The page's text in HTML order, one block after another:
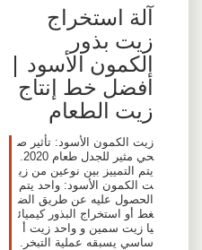
آلة استخراج
زيت بذور
الكمون الأسود |
أفضل خط إنتاج
زيت الطعام
زيت الكمون الأسود: تأثير ص
يتم التمييز بين نوعين من زي
ت الكمون الأسود: واحد يتم
الحصول عليه عن طريق الض
غط أو استخراج البذور كيميائ
يا زيت سمين و واحد زيت أ
ساسي يسبقه عملية التبخر.